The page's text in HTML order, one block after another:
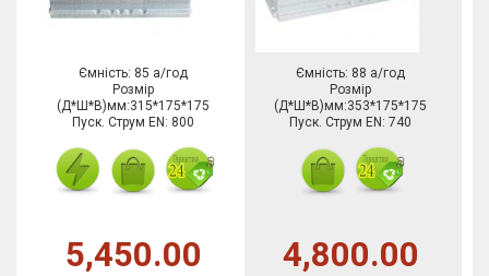
Ємність: 85 а/год
Розмір
(Д*Ш*В)мм:315*175*175
Пуск. Струм EN: 800
5,450.00
Ємність: 88 а/год
Розмір
(Д*Ш*В)мм:353*175*175
Пуск. Струм EN: 740
4,800.00